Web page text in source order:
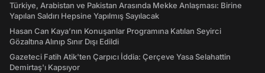
Türkiye, Arabistan ve Pakistan Arasında Mekke Anlaşması: Birine
Yapılan Saldırı Hepsine Yapılmış Sayılacak
Hasan Can Kaya’nın Konuşanlar Programına Katılan Seyirci
Gözaltına Alınıp Sınır Dışı Edildi
Gazeteci Fatih Atik'ten Çarpıcı İddia: Çerçeve Yasa Selahattin
Demirtaş'ı Kapsıyor